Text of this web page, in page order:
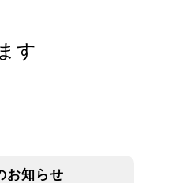
す
お知らせ